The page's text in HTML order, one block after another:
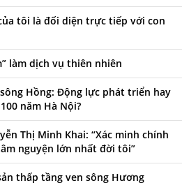
tôi là đối diện trực tiếp với con
làm dịch vụ thiên nhiên
Hồng: Động lực phát triển hay
năm Hà Nội?
Thị Minh Khai: “Xác minh chính
nguyện lớn nhất đời tôi”
thấp tầng ven sông Hương